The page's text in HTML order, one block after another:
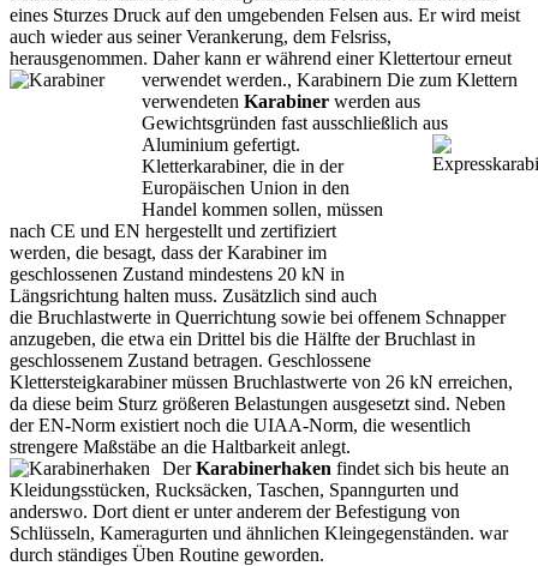
eines Sturzes Druck auf den umgebenden Felsen aus. Er wird meist
auch wieder aus seiner Verankerung, dem Felsriss,
herausgenommen. Daher kann er während einer Klettertour erneut
verwendet werden., Karabinern Die zum Klettern
verwendeten Karabiner werden aus
Gewichtsgründen fast ausschließlich aus
Aluminium gefertigt.
Kletterkarabiner, die in der
Europäischen Union in den
Handel kommen sollen, müssen
nach CE und EN hergestellt und zertifiziert
werden, die besagt, dass der Karabiner im
geschlossenen Zustand mindestens 20 kN in
Längsrichtung halten muss. Zusätzlich sind auch
die Bruchlastwerte in Querrichtung sowie bei offenem Schnapper
anzugeben, die etwa ein Drittel bis die Hälfte der Bruchlast in
geschlossenem Zustand betragen. Geschlossene
Klettersteigkarabiner müssen Bruchlastwerte von 26 kN erreichen,
da diese beim Sturz größeren Belastungen ausgesetzt sind. Neben
der EN-Norm existiert noch die UIAA-Norm, die wesentlich
strengere Maßstäbe an die Haltbarkeit anlegt.
DerKarabinerhaken findet sich bis heute an
Kleidungsstücken, Rucksäcken, Taschen, Spanngurten und
anderswo. Dort dient er unter anderem der Befestigung von
Schlüsseln, Kameragurten und ähnlichen Kleingegenständen. war
durch ständiges Üben Routine geworden.